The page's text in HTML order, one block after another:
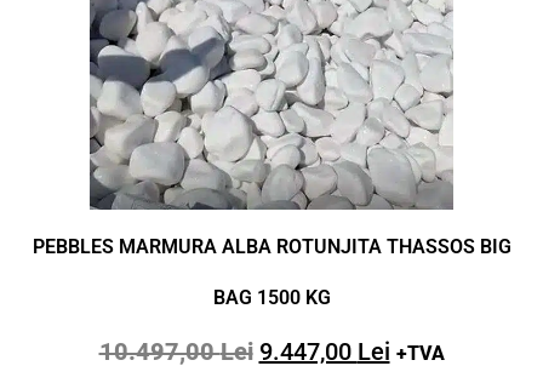
PEBBLES MARMURA ALBA ROTUNJITA THASSOS BIG
BAG 1500 KG
10.497,00Lei 9.447,00 Lei +TVA